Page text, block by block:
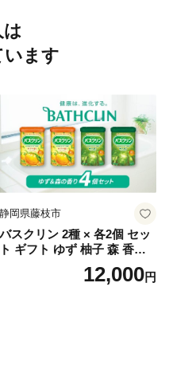
は
います
静岡県藤枝市
バスクリン 2種 × 各2個 セッ
ト ギフト ゆず 柚子 森 香り
日用品 お風呂 バス用品 温活
アロマ 香り まとめ買い静岡
12,000円